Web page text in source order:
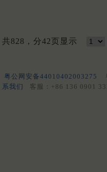
共828，分42页显示
粤公网安备44010402003275
系我们
客服：+86 136 0901